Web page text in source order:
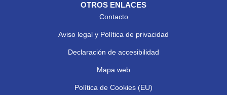
OTROS ENLACES
Contacto
Aviso legal y Política de privacidad
Declaración de accesibilidad
Mapa web
Política de Cookies (EU)